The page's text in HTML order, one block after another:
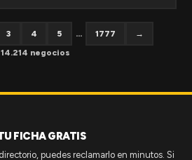
3 4 5 ... 1777
→
14.214 negocios
FICHA GRATIS
puedes reclamarlo en minutos. Si